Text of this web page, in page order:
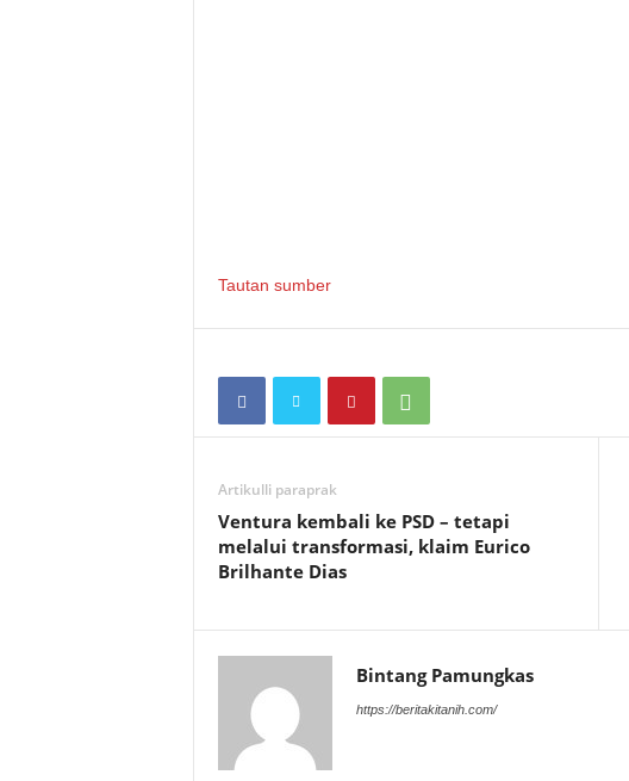
Tautan sumber
Artikulli paraprak
Ventura kembali ke PSD – tetapi
melalui transformasi, klaim Eurico
Brilhante Dias
Bintang Pamungkas
https://beritakitanih.com/